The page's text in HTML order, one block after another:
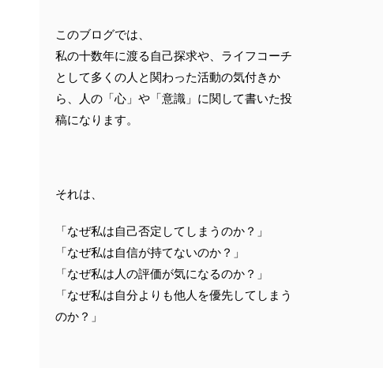
このブログでは、
私の十数年に渡る自己探求や、ライフコーチ
として多くの人と関わった活動の気付きか
ら、人の「心」や「意識」に関して書いた投
稿になります。
それは、
「なぜ私は自己否定してしまうのか？」
「なぜ私は自信が持てないのか？」
「なぜ私は人の評価が気になるのか？」
「なぜ私は自分よりも他人を優先してしまう
のか？」